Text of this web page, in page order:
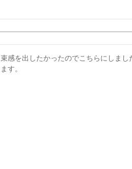
束感を出したかったのでこちらにしま
ます。